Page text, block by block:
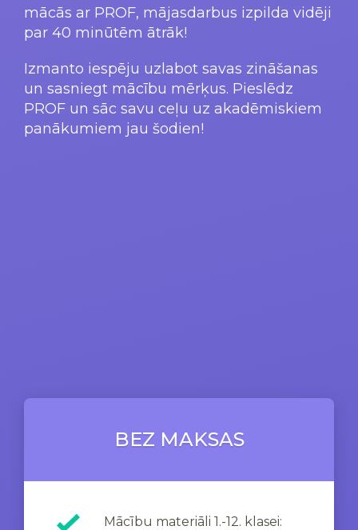
mācās ar PROF, mājasdarbus izpilda vidēji
par 40 minūtēm ātrāk!
Izmanto iespēju uzlabot savas zināšanas
un sasniegt mācību mērķus. Pieslēdz
PROF un sāc savu ceļu uz akadēmiskiem
panākumiem jau šodien!
BEZ MAKSAS
Mācību materiāli 1.-12. klasei: